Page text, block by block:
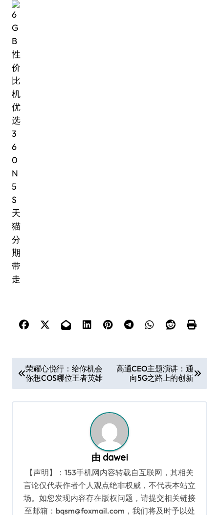
章
导
荣耀心悦行：给你机会
你想COS哪位王者英雄
高通CEO主题演讲：通
向5G之路上的创新
由 dawei
【声明】：153手机网内容转载自互联网，其相关
言论仅代表作者个人观点绝非权威，不代表本站立
场。如您发现内容存在版权问题，请提交相关链接
至邮箱：bqsm@foxmail.com，我们将及时予以处